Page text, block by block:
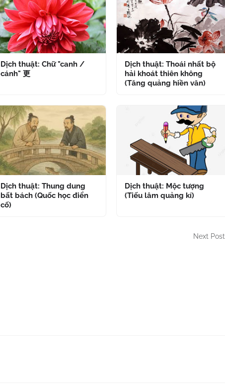
Dịch thuật: Chữ "canh /
cánh" 更
Dịch thuật: Thoái nhất bộ
hải khoát thiên không
(Tăng quảng hiền văn)
Dịch thuật: Thung dung
bất bách (Quốc học điển
cố)
Dịch thuật: Mộc tượng
(Tiếu lâm quảng kí)
Next Post